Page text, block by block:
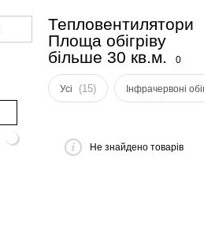
Тепловентилятори
Площа обігріву
більше 30 кв.м.
0
Усі (15) Інфрачервоні
Не знайдено товарів